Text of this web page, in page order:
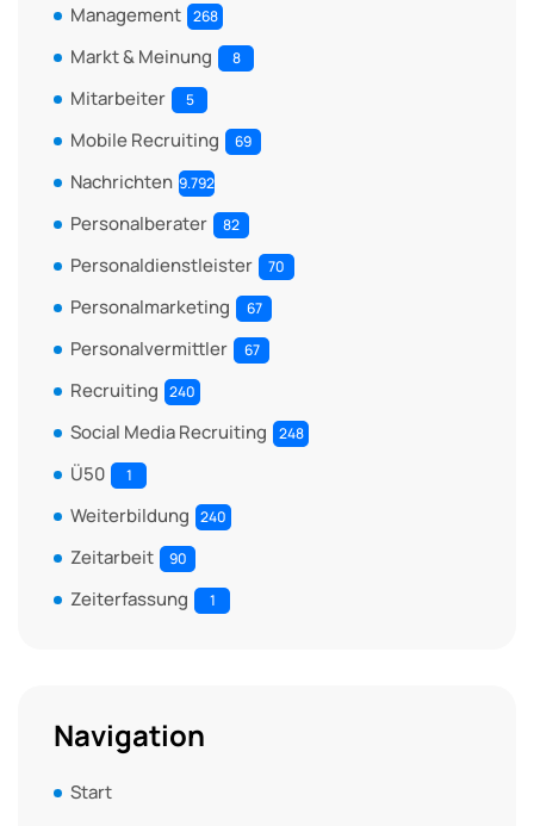
Management 268
Markt & Meinung 8
Mitarbeiter 5
Mobile Recruiting 69
Nachrichten 9.792
Personalberater 82
Personaldienstleister 70
Personalmarketing 67
Personalvermittler 67
Recruiting 240
Social Media Recruiting 248
Ü50 1
Weiterbildung 240
Zeitarbeit 90
Zeiterfassung 1
Navigation
Start